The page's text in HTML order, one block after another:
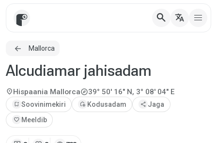
search translate
Mallorca
Alcudiamar jahisadam
location_onHispaania Mallorcaexplore39° 50' 16" N, 3° 08' 04" E
bookmark_add Soovinimekiri add_home Kodusadam share Jaga
favorite Meeldib